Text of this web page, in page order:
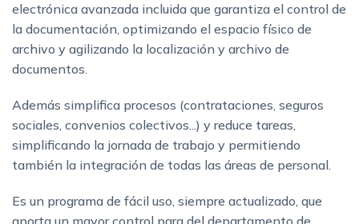
electrónica avanzada incluida que garantiza el control de
la documentación, optimizando el espacio físico de
archivo y agilizando la localización y archivo de
documentos.
Además simplifica procesos (contrataciones, seguros
sociales, convenios colectivos...) y reduce tareas,
simplificando la jornada de trabajo y permitiendo
también la integración de todas las áreas de personal.
Es un programa de fácil uso, siempre actualizado, que